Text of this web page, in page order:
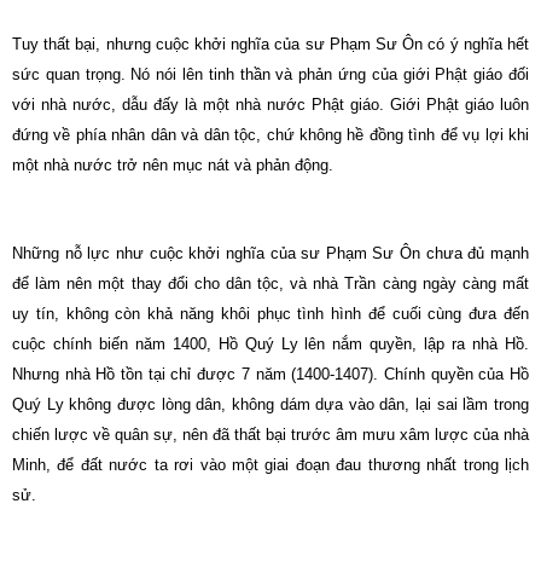
Tuy thất bại, nhưng cuộc khởi nghĩa của sư Phạm Sư Ôn có ý nghĩa hết
sức quan trọng. Nó nói lên tinh thần và phản ứng của giới Phật giáo đối
với nhà nước, dẫu đấy là một nhà nước Phật giáo. Giới Phật giáo luôn
đứng về phía nhân dân và dân tộc, chứ không hề đồng tình để vụ lợi khi
một nhà nước trở nên mục nát và phản động.
Những nỗ lực như cuộc khởi nghĩa của sư Phạm Sư Ôn chưa đủ mạnh
để làm nên một thay đổi cho dân tộc, và nhà Trần càng ngày càng mất
uy tín, không còn khả năng khôi phục tình hình để cuối cùng đưa đến
cuộc chính biến năm 1400, Hồ Quý Ly lên nắm quyền, lập ra nhà Hồ.
Nhưng nhà Hồ tồn tại chỉ được 7 năm (1400-1407). Chính quyền của Hồ
Quý Ly không được lòng dân, không dám dựa vào dân, lại sai lầm trong
chiến lược về quân sự, nên đã thất bại trước âm mưu xâm lược của nhà
Minh, để đất nước ta rơi vào một giai đoạn đau thương nhất trong lịch
sử.